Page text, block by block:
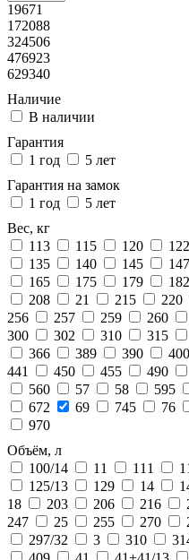
19671
172088
324506
476923
629340
Наличие
В наличии
Гарантия
1 год
5 лет
Гарантия на замок
1 год
5 лет
Вес, кг
113
115 120 122
135
140 145 147
165
175 179 182
208
21 215 220
256
257 259 260
300
302 310 315
366
389 390 400
441
450 455 490
560
57 58 595
672
69 745 76
970
Объём, л
100/14
11 111
125/13
129 14
18
203 206 216
247
25 255 270
297/32
3 310